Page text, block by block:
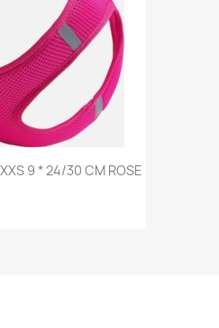
9 * 24/30 CM ROSE